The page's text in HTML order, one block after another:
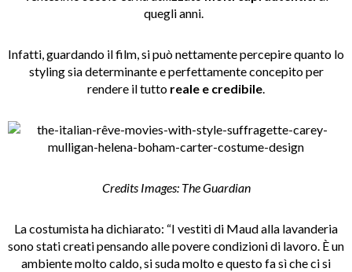
quegli anni.
Infatti, guardando il film, si può nettamente percepire quanto lo
styling sia determinante e perfettamente concepito per
rendere il tutto reale e credibile.
Credits Images: The Guardian
La costumista ha dichiarato: “I vestiti di Maud alla lavanderia
sono stati creati pensando alle povere condizioni di lavoro. È un
ambiente molto caldo, si suda molto e questo fa sì che ci si